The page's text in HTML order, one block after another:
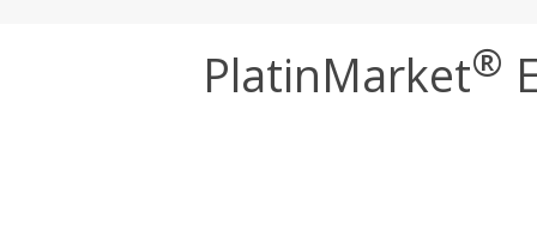
PlatinMarket®